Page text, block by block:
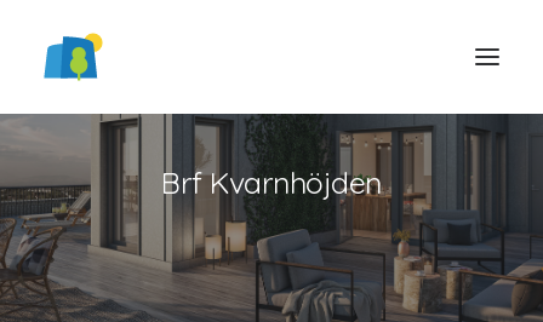
Brf Kvarnhöjden